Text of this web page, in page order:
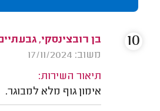
בן רובצינסקי,
משוב: 17/11/2024
תיאור השירות:
אימון גוף מלא למבוגר.
10